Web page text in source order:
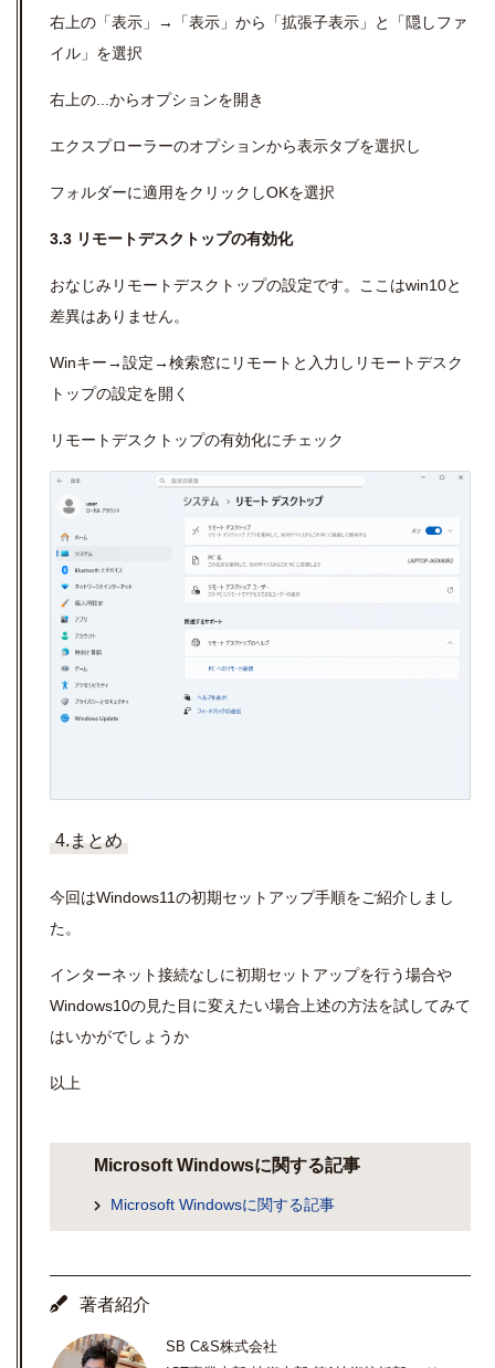
右上の「表示」→「表示」から「拡張子表示」と「隠しファ
イル」を選択
右上の...からオプションを開き
エクスプローラーのオプションから表示タブを選択し
フォルダーに適用をクリックしOKを選択
3.3 リモートデスクトップの有効化
おなじみリモートデスクトップの設定です。ここはwin10と
差異はありません。
Winキー→設定→検索窓にリモートと入力しリモートデスク
トップの設定を開く
リモートデスクトップの有効化にチェック
4.まとめ
今回はWindows11の初期セットアップ手順をご紹介しまし
た。
インターネット接続なしに初期セットアップを行う場合や
Windows10の見た目に変えたい場合上述の方法を試してみて
はいかがでしょうか
以上
Microsoft Windowsに関する記事
Microsoft Windowsに関する記事
著者紹介
SB C&S株式会社